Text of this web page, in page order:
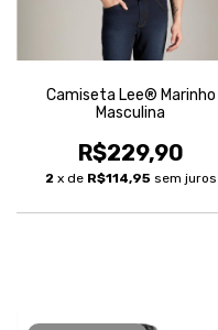
Camiseta Lee® Marinho
Masculina
R$229,90
2 x de R$114,95 sem juros